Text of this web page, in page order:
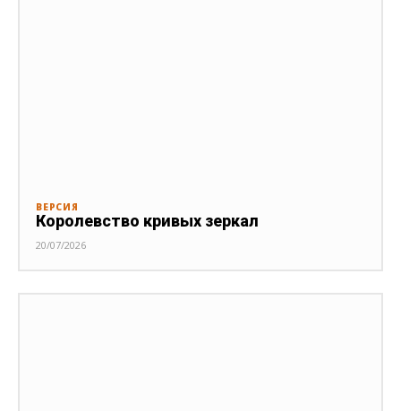
ВЕРСИЯ
Королевство кривых зеркал
20/07/2026